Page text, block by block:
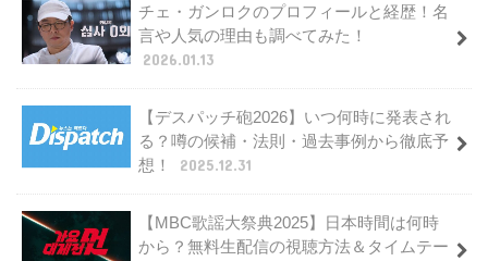
チェ・ガンロクのプロフィールと経歴！名
言や人気の理由も調べてみた！
2026.01.13
【デスパッチ砲2026】いつ何時に発表され
る？噂の候補・法則・過去事例から徹底予
想！
2025.12.31
【MBC歌謡大祭典2025】日本時間は何時
から？無料生配信の視聴方法＆タイムテー